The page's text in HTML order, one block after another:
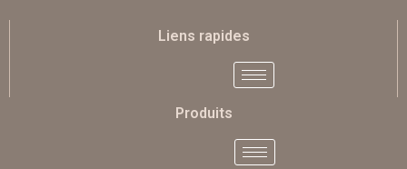
Liens rapides
Produits